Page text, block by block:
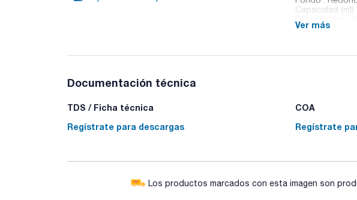
Capacidad (ml)
Material : PP
Tubos
Ver más
Documentación técnica
TDS / Ficha técnica
Regístrate para descargas
COA
Regístrate
Los productos marcados con esta imagen son